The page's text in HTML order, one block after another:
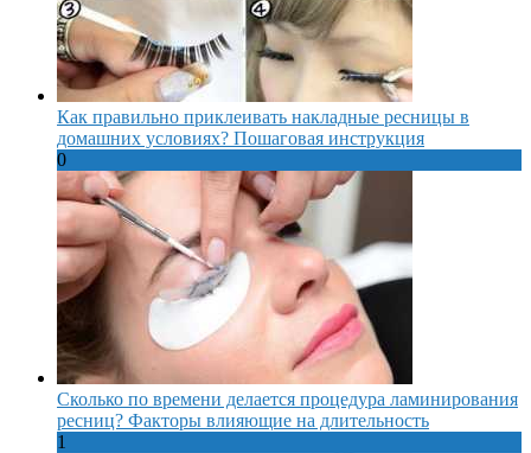
Как правильно приклеивать накладные ресницы в
домашних условиях? Пошаговая инструкция
0
Сколько по времени делается процедура ламинирования
ресниц? Факторы влияющие на длительность
1